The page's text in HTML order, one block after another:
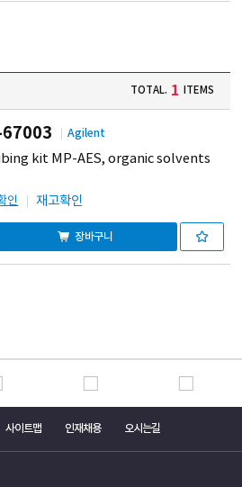
TOTAL. 1 ITEMS
Agilent
kit MP-AES, organic solvents
인 재고확인
장바구니
사이트맵 인재채용 오시는길